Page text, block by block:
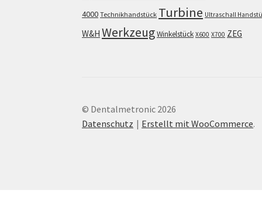
4000 Technikhandstück Turbine Ultraschall
W&H WerkzeugWinkelstück X600 X700 ZEG
© Dentalmetronic 2026
Datenschutz
Erstellt mit WooCommerce.